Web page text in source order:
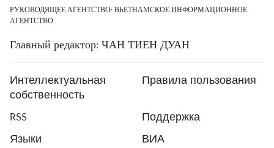
РУКОВОДЯЩЕЕ АГЕНТСТВО: ВЬЕТНАМСКОЕ ИНФОРМАЦИОННОЕ
АГЕНТСТВО
Главный редактор: ЧАН ТИЕН ДУАН
Интеллектуальная
собственность
Правила пользования
RSS
Поддержка
Языки
ВИА